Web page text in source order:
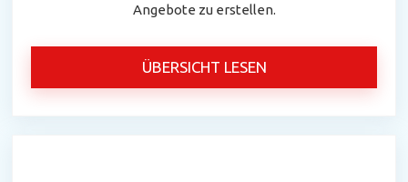
Angebote zu erstellen.
ÜBERSICHT LESEN